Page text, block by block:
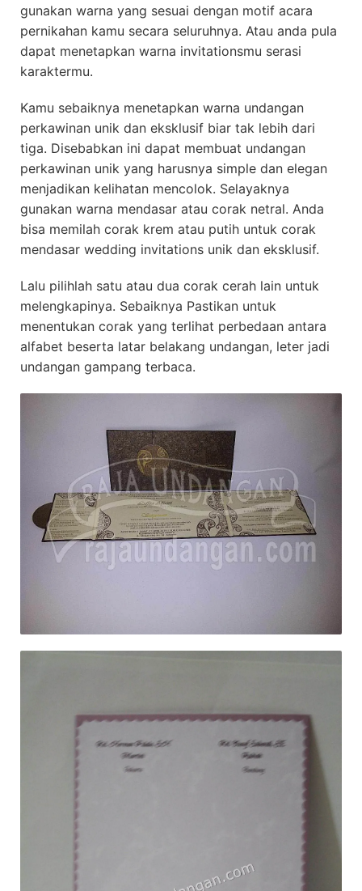
gunakan warna yang sesuai dengan motif acara
pernikahan kamu secara seluruhnya. Atau anda pula
dapat menetapkan warna invitationsmu serasi
karaktermu.
Kamu sebaiknya menetapkan warna undangan
perkawinan unik dan eksklusif biar tak lebih dari
tiga. Disebabkan ini dapat membuat undangan
perkawinan unik yang harusnya simple dan elegan
menjadikan kelihatan mencolok. Selayaknya
gunakan warna mendasar atau corak netral. Anda
bisa memilah corak krem atau putih untuk corak
mendasar wedding invitations unik dan eksklusif.
Lalu pilihlah satu atau dua corak cerah lain untuk
melengkapinya. Sebaiknya Pastikan untuk
menentukan corak yang terlihat perbedaan antara
alfabet beserta latar belakang undangan, leter jadi
undangan gampang terbaca.